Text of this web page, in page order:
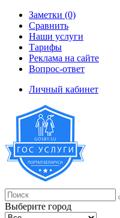
Заметки (0)
Сравнить
Наши услуги
Тарифы
Реклама на сайте
Вопрос-ответ
Личный кабинет
Выберите город